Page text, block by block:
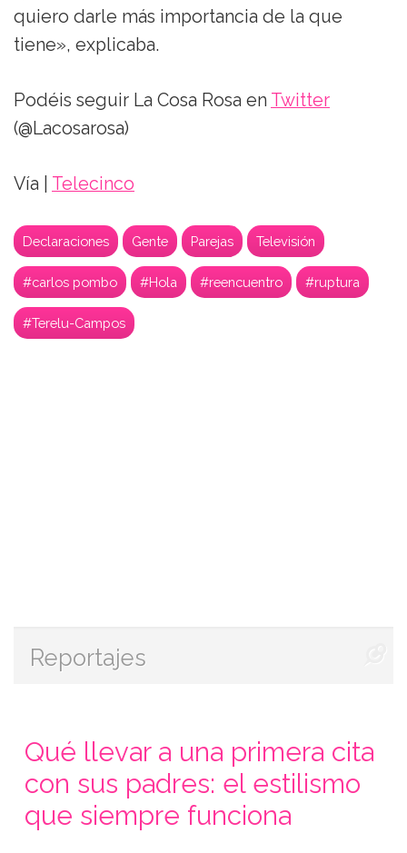
quiero darle más importancia de la que
tiene», explicaba.
Podéis seguir La Cosa Rosa en Twitter
(@Lacosarosa)
Vía | Telecinco
Declaraciones Gente Parejas Televisión
#carlos pombo #Hola #reencuentro #ruptura
#Terelu-Campos
Reportajes
Qué llevar a una primera cita
con sus padres: el estilismo
que siempre funciona